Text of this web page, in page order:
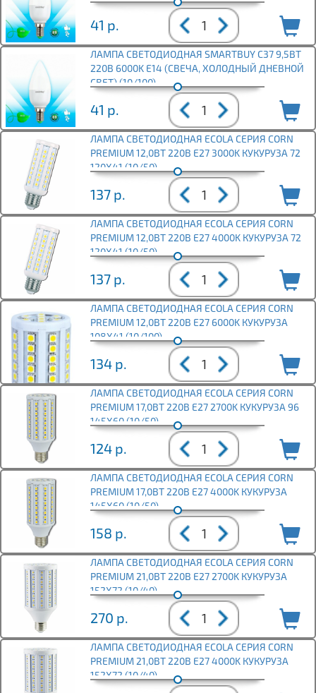
41 р.
ЛАМПА СВЕТОДИОДНАЯ SMARTBUY C37 9,5ВТ
220В 6000K E14 (СВЕЧА, ХОЛОДНЫЙ ДНЕВНОЙ
СВЕТ) (10/100)
41 р.
ЛАМПА СВЕТОДИОДНАЯ ECOLA СЕРИЯ CORN
PREMIUM 12,0ВТ 220В E27 3000K КУКУРУЗА 72
120X41 (10/50)
137 р.
ЛАМПА СВЕТОДИОДНАЯ ECOLA СЕРИЯ CORN
PREMIUM 12,0ВТ 220В E27 4000K КУКУРУЗА 72
120X41 (10/50)
137 р.
ЛАМПА СВЕТОДИОДНАЯ ECOLA СЕРИЯ CORN
PREMIUM 12,0ВТ 220В E27 6000K КУКУРУЗА
108X41 (10/100)
134 р.
ЛАМПА СВЕТОДИОДНАЯ ECOLA СЕРИЯ CORN
PREMIUM 17,0ВТ 220В E27 2700K КУКУРУЗА 96
145X60 (10/50)
124 р.
ЛАМПА СВЕТОДИОДНАЯ ECOLA СЕРИЯ CORN
PREMIUM 17,0ВТ 220В E27 4000K КУКУРУЗА
145X60 (10/50)
158 р.
ЛАМПА СВЕТОДИОДНАЯ ECOLA СЕРИЯ CORN
PREMIUM 21,0ВТ 220В E27 2700K КУКУРУЗА
152X72 (10/40)
270 р.
ЛАМПА СВЕТОДИОДНАЯ ECOLA СЕРИЯ CORN
PREMIUM 21,0ВТ 220В E27 4000K КУКУРУЗА
152X72 (10/40)